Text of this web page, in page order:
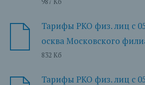
Тарифы РКО физ. лиц с
осква Московского
832 Кб
Тарифы РКО физ. лиц с